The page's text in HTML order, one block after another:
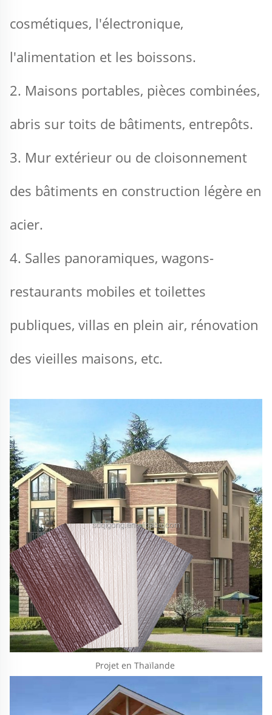
cosmétiques, l'électronique,
l'alimentation et les boissons.
2. Maisons portables, pièces combinées,
abris sur toits de bâtiments, entrepôts.
3. Mur extérieur ou de cloisonnement
des bâtiments en construction légère en
acier.
4. Salles panoramiques, wagons-
restaurants mobiles et toilettes
publiques, villas en plein air, rénovation
des vieilles maisons, etc.
Projet en Thaïlande